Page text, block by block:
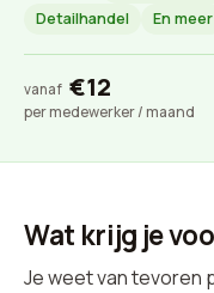
Detailhandel
En meer
vanaf €12
per medewerker / maand
Wat krijg je
Je weet van tevoren